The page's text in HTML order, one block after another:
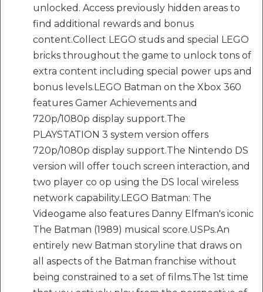
unlocked. Access previously hidden areas to
find additional rewards and bonus
content.Collect LEGO studs and special LEGO
bricks throughout the game to unlock tons of
extra content including special power ups and
bonus levels.LEGO Batman on the Xbox 360
features Gamer Achievements and
720p/1080p display support.The
PLAYSTATION 3 system version offers
720p/1080p display support.The Nintendo DS
version will offer touch screen interaction, and
two player co op using the DS local wireless
network capability.LEGO Batman: The
Videogame also features Danny Elfman's iconic
The Batman (1989) musical score.USPs.An
entirely new Batman storyline that draws on
all aspects of the Batman franchise without
being constrained to a set of films.The 1st time